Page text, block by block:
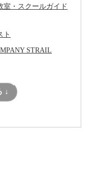
室・スクールガイド
ト
STRAIL
↓